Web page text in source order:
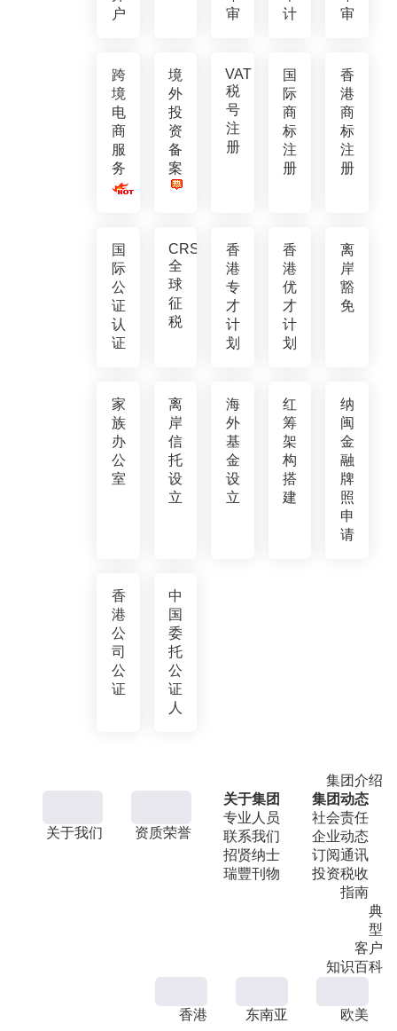
户
审
计
审
跨
境
电
商
服
务
境
外
投
资
备
案
VAT
税
号
注
册
国
际
商
标
注
册
香
港
商
标
注
册
国
际
公
证
认
证
CRS
全
球
征
税
香
港
专
才
计
划
香
港
优
才
计
划
离
岸
豁
免
家
族
办
公
室
离
岸
信
托
设
立
海
外
基
金
设
立
红
筹
架
构
搭
建
纳
闽
金
融
牌
照
申
请
香
港
公
司
公
证
中
国
委
托
公
证
人
集团介绍
关于我们 资质荣誉
关于集团
专业人员
联系我们
招贤纳士
瑞豐刊物
集团动态
社会责任
企业动态
订阅通讯
投资税收
指南
典
型
客户
知识百科
香港 东南亚 欧美